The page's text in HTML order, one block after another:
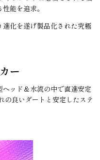
能を追求。
進化を遂げ製品化された究極
ー
ッド＆水流の中で直進安定
の良いダートと安定したステ